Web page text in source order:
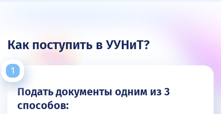
Как поступить в УУНиТ?
Подать документы одним из 3
способов: